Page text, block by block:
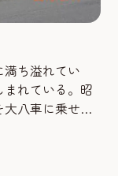
ち溢れてい
れている。昭
八車に乗せて
地に次々と商
の「顔」とも
般家庭の主婦